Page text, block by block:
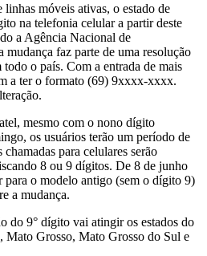
móveis ativas, o estado de
na telefonia celular a partir deste
a Agência Nacional de
faz parte de uma resolução
o país. Com a entrada de mais
a ter o formato (69) 9xxxx-xxxx.
mesmo com o nono dígito
os usuários terão um período de
para celulares serão
8 ou 9 dígitos. De 8 de junho
para o modelo antigo (sem o dígito 9)
a mudança.
do 9° dígito vai atingir os estados do
Mato Grosso, Mato Grosso do Sul e